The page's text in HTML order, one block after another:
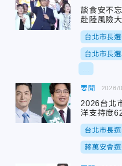
談食安不
赴陸風險
台北市長
台北市長
要聞
2026台北
洋支持度
台北市長
蔣萬安會
2026/